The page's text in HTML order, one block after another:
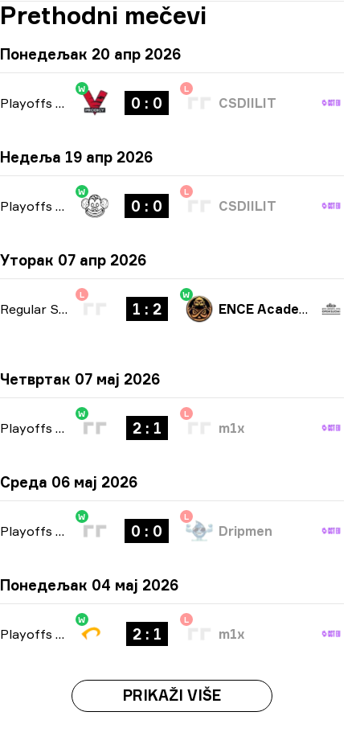
Prethodni mečevi
Понедељак 20 апр 2026
Playoffs bo3
W
0 : 0
L
CSDIILIT
Недеља 19 апр 2026
Playoffs bo3
W
0 : 0
L
CSDIILIT
Уторак 07 апр 2026
Regular Season
L
1 : 2
W
ENCE Academy
Четвртак 07 мај 2026
Playoffs bo3
W
2 : 1
L
m1x
Среда 06 мај 2026
Playoffs bo3
W
0 : 0
L
Dripmen
Понедељак 04 мај 2026
Playoffs bo3
W
2 : 1
L
m1x
PRIKAŽI VIŠE